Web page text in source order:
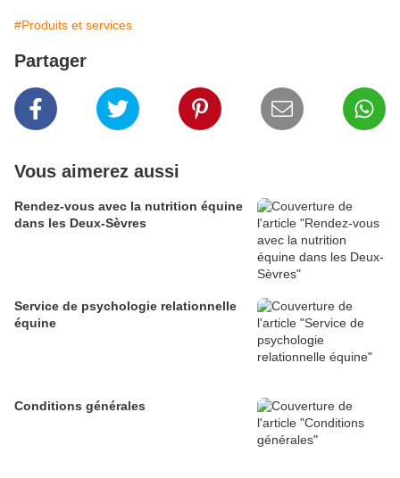
#Produits et services
Partager
Vous aimerez aussi
Rendez-vous avec la nutrition équine
dans les Deux-Sèvres
Service de psychologie relationnelle
équine
Conditions générales